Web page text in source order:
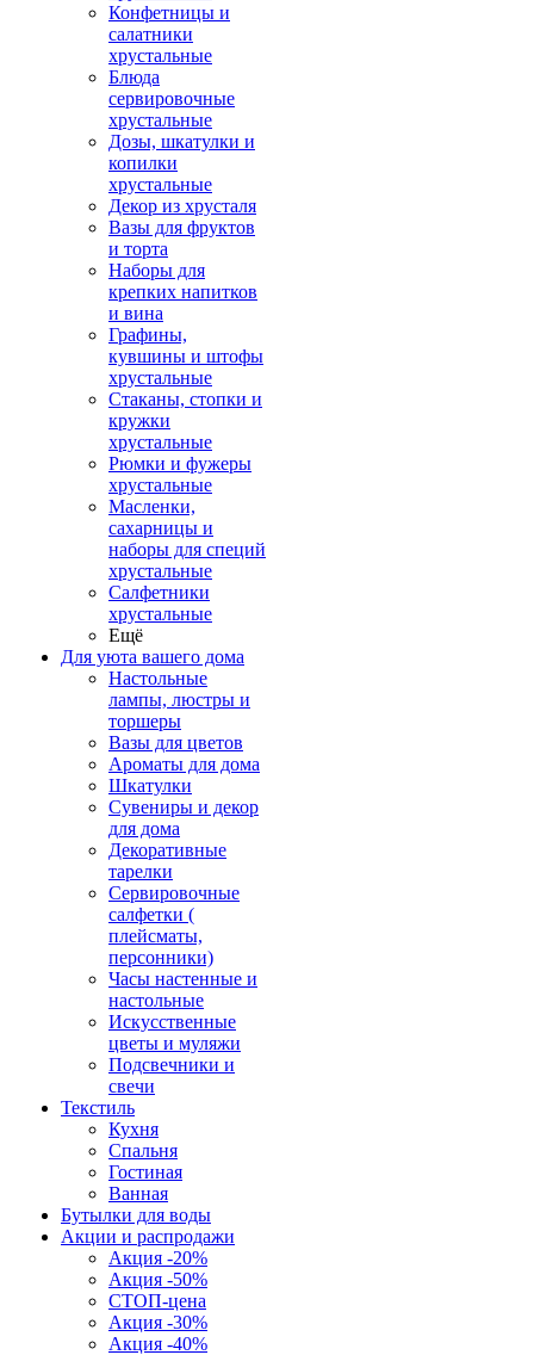
Конфетницы и
салатники
хрустальные
Блюда
сервировочные
хрустальные
Дозы, шкатулки и
копилки
хрустальные
Декор из хрусталя
Вазы для фруктов
и торта
Наборы для
крепких напитков
и вина
Графины,
кувшины и штофы
хрустальные
Стаканы, стопки и
кружки
хрустальные
Рюмки и фужеры
хрустальные
Масленки,
сахарницы и
наборы для специй
хрустальные
Салфетники
хрустальные
Ещё
Для уюта вашего дома
Настольные
лампы, люстры и
торшеры
Вазы для цветов
Ароматы для дома
Шкатулки
Сувениры и декор
для дома
Декоративные
тарелки
Сервировочные
салфетки (
плейсматы,
персонники)
Часы настенные и
настольные
Искусственные
цветы и муляжи
Подсвечники и
свечи
Текстиль
Кухня
Спальня
Гостиная
Ванная
Бутылки для воды
Акции и распродажи
Акция -20%
Акция -50%
СТОП-цена
Акция -30%
Акция -40%